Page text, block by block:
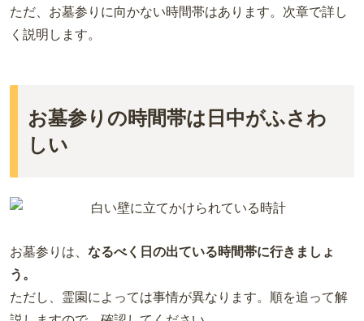
ただ、お墓参りに向かない時間帯はあります。次章で詳し
く説明します。
お墓参りの時間帯は日中がふさわ
しい
お墓参りは、 なるべく日の出ている時間帯に行きましょ
う。
ただし、霊園によっては事情が異なります。順を追って解